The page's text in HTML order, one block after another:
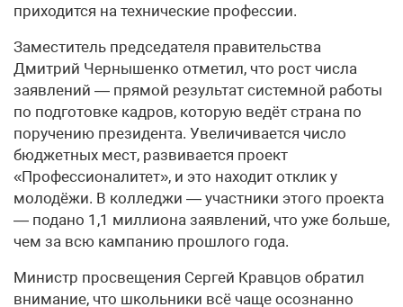
приходится на технические профессии.
Заместитель председателя правительства
Дмитрий Чернышенко отметил, что рост числа
заявлений — прямой результат системной работы
по подготовке кадров, которую ведёт страна по
поручению президента. Увеличивается число
бюджетных мест, развивается проект
«Профессионалитет», и это находит отклик у
молодёжи. В колледжи — участники этого проекта
— подано 1,1 миллиона заявлений, что уже больше,
чем за всю кампанию прошлого года.
Министр просвещения Сергей Кравцов обратил
внимание, что школьники всё чаще осознанно